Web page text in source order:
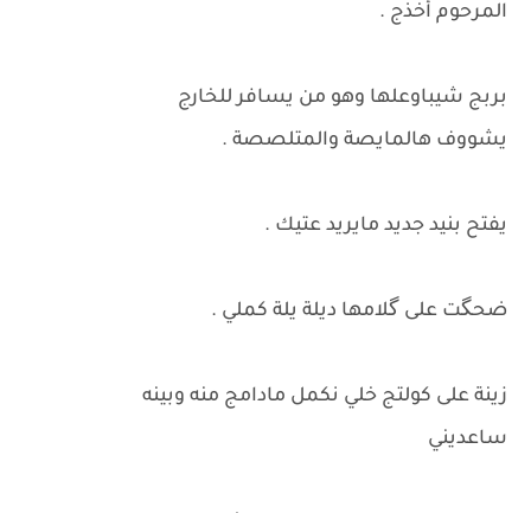
المرحوم أخذج .
بربج شيباوعلها وهو من يسافر للخارج
يشووف هالمايصة والمتلصصة .
يفتح بنيد جديد مايريد عتيك .
ضحگت على گلامها ديلة يلة كملي .
زينة على كولتج خلي نكمل مادامج منه وبينه
ساعديني